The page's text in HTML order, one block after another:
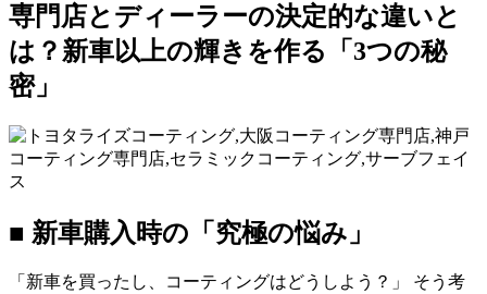
専門店とディーラーの決定的な違いと
は？新車以上の輝きを作る「3つの秘
密」
■ 新車購入時の「究極の悩み」
「新車を買ったし、コーティングはどうしよう？」 そう考